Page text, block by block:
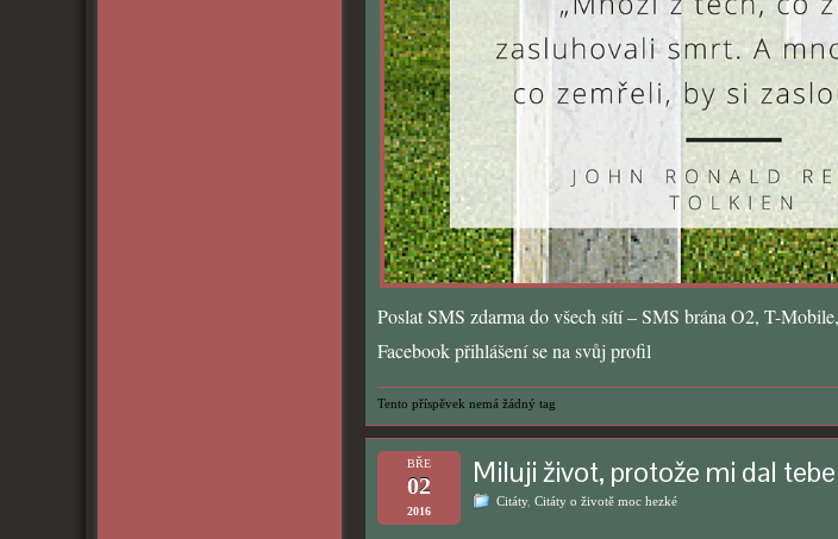
Poslat SMS zdarma do všech sítí – SMS brána O2, T-
Facebook přihlášení se na svůj profil
Tento příspěvek nemá žádný tag
BŘE
02
2016
Miluji život, protože mi dal tebe
Citáty, Citáty o životě moc hezké